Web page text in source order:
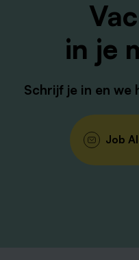
in je
Schrijf je in en we
Job